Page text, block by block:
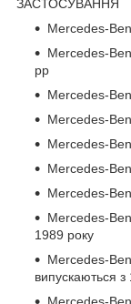
ЗАСТОСУВАННЯ
Mercedes-
Mercedes-
рр
Mercedes-
Mercedes-
Mercedes-
Mercedes-
Mercedes-
Mercedes-
1989 року
Mercedes-
випускаються з
Mercedes-